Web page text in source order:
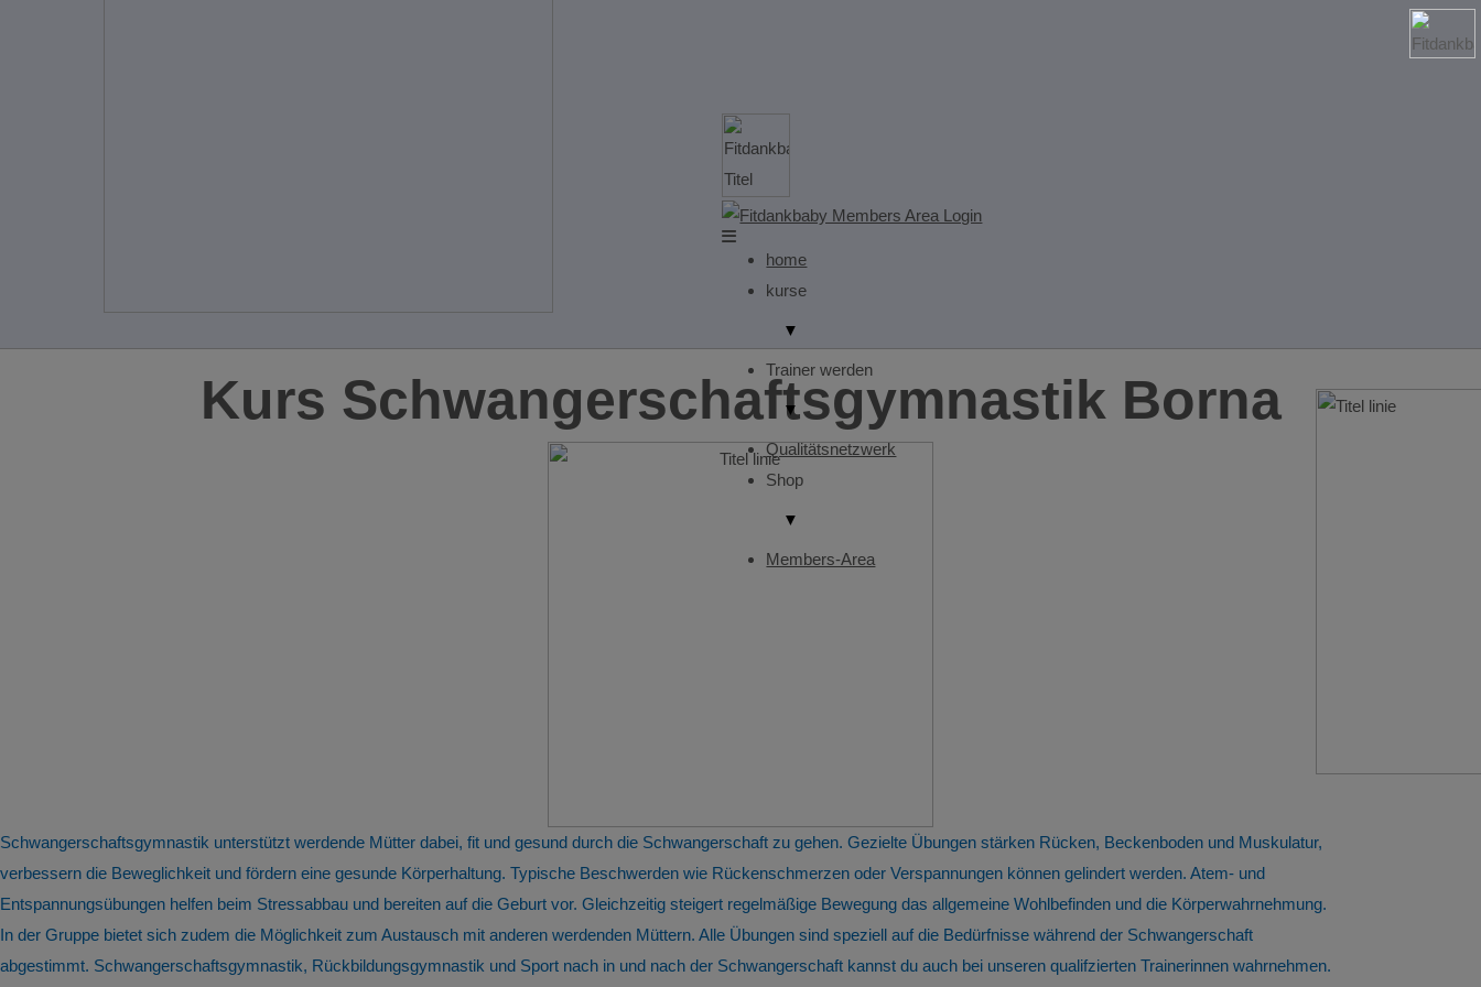
home
kurse
▼
Trainer werden
▼
Qualitätsnetzwerk
Shop
▼
Members-Area
Kurs Schwangerschaftsgymnastik Borna
Schwangerschaftsgymnastik unterstützt werdende Mütter dabei, fit und gesund durch die Schwangerschaft zu gehen. Gezielte Übungen stärken Rücken, Beckenboden und Muskulatur,
verbessern die Beweglichkeit und fördern eine gesunde Körperhaltung. Typische Beschwerden wie Rückenschmerzen oder Verspannungen können gelindert werden. Atem- und
Entspannungsübungen helfen beim Stressabbau und bereiten auf die Geburt vor. Gleichzeitig steigert regelmäßige Bewegung das allgemeine Wohlbefinden und die Körperwahrnehmung.
In der Gruppe bietet sich zudem die Möglichkeit zum Austausch mit anderen werdenden Müttern. Alle Übungen sind speziell auf die Bedürfnisse während der Schwangerschaft
abgestimmt. Schwangerschaftsgymnastik, Rückbildungsgymnastik und Sport nach in und nach der Schwangerschaft kannst du auch bei unseren qualifzierten Trainerinnen wahrnehmen.